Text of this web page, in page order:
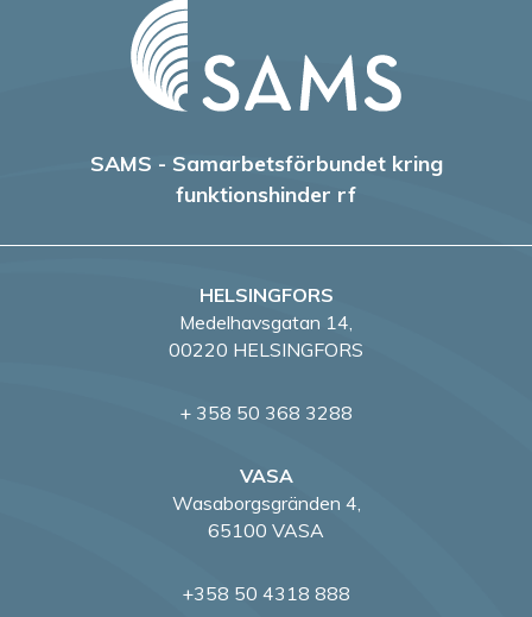
SAMS - Samarbetsförbundet kring
funktionshinder rf
HELSINGFORS
Medelhavsgatan 14,
00220 HELSINGFORS
+ 358 50 368 3288
VASA
Wasaborgsgränden 4,
65100 VASA
+358 50 4318 888